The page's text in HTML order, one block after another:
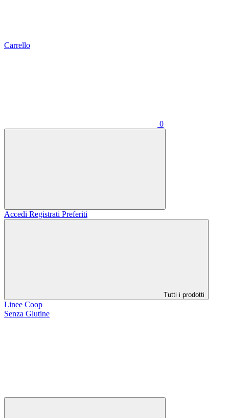
Carrello
0
Accedi Registrati Preferiti
Tutti i prodotti
Linee Coop
Senza Glutine